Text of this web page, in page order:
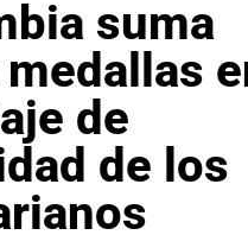
suma
de
de los